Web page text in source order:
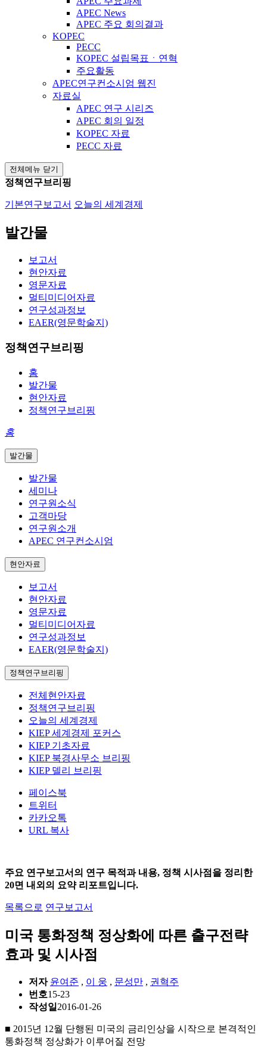
APEC News
APEC 주요 회의결과
KOPEC
PECC
KOPEC 설립목표ㆍ연혁
주요활동
APEC연구컨소시엄 웹진
자료실
APEC 연구 시리즈
APEC 회의 일정
KOPEC 자료
PECC 자료
전체메뉴 닫기
정책연구브리핑
기본연구보고서 오늘의 세계경제
발간물
보고서
현안자료
영문자료
멀티미디어자료
연구성과정보
EAER(영문학술지)
정책연구브리핑
홈
발간물
현안자료
정책연구브리핑
홈
발간물
발간물
세미나
연구원소식
고객마당
연구원소개
APEC 연구컨소시엄
현안자료
보고서
현안자료
영문자료
멀티미디어자료
연구성과정보
EAER(영문학술지)
정책연구브리핑
전체현안자료
정책연구브리핑
오늘의 세계경제
KIEP 세계경제 포커스
KIEP 기초자료
KIEP 북경사무소 브리핑
KIEP 델리 브리핑
페이스북
트위터
카카오톡
URL 복사
주요 연구보고서의 연구 목적과 내용, 정책 시사점을 정리한
20면 내외의 요약 리포트입니다.
목록으로 연구보고서
미국 통화정책 정상화에 따른 출구전략
효과 및 시사점
저자 윤여준 , 이 웅 , 문성만 , 권혁주
번호15-23
작성일 2016-01-26
■ 2015년 12월 단행된 미국의 금리인상을 시작으로 본격적인
통화정책 정상화가 이루어질 전망